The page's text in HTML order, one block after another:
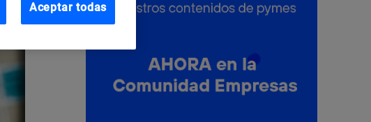
Aceptar todas